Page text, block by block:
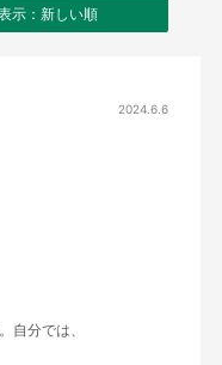
示：新しい順
2024.6.6
自分では、